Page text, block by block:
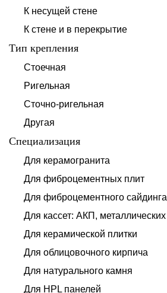
К несущей стене
К стене и в перекрытие
Тип крепления
Стоечная
Ригельная
Сточно-ригельная
Другая
Специализация
Для керамогранита
Для фиброцементных плит
Для фиброцементного сайдинга
Для кассет: АКП, металлических
Для керамической плитки
Для облицовочного кирпича
Для натурального камня
Для HPL панелей